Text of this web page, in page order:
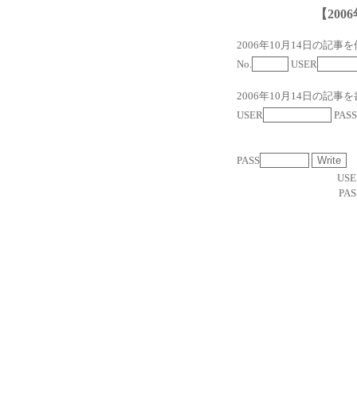
【
2006年10月14日の記事
No.
USER
2006年10月14日の記事を
USER
PASS
PASS